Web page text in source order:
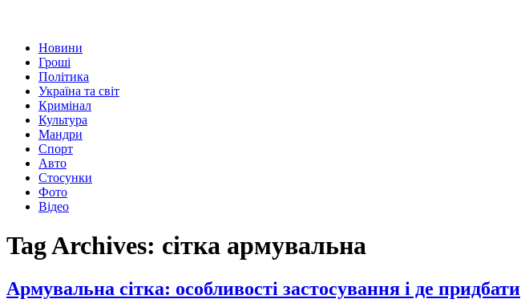
Новини
Гроші
Політика
Україна та світ
Кримінал
Культура
Мандри
Спорт
Авто
Стосунки
Фото
Відео
Tag Archives: сітка армувальна
Армувальна сітка: особливості застосування і де придбати